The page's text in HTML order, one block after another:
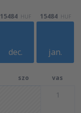
dec.
15484 HUF
jan.
15484 HUF
szo vas
1